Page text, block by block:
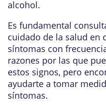
alcohol.
Es fundamental
cuidado de la salud en
síntomas con
razones por las que
estos signos, pero
ayudarte a tomar
síntomas.